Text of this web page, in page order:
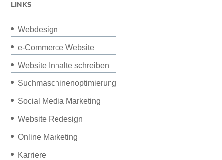
LINKS
Webdesign
e-Commerce Website
Website Inhalte schreiben
Suchmaschinenoptimierung
Social Media Marketing
Website Redesign
Online Marketing
Karriere